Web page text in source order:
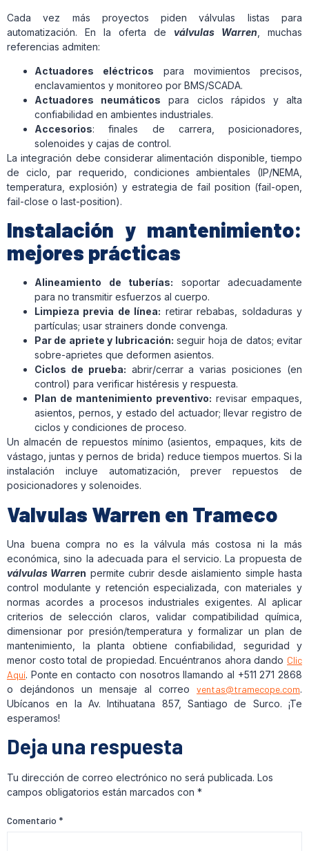
Cada vez más proyectos piden válvulas listas para
automatización. En la oferta de válvulas Warren , muchas
referencias admiten:
Actuadores eléctricos para movimientos precisos,
enclavamientos y monitoreo por BMS/SCADA.
Actuadores neumáticos para ciclos rápidos y alta
confiabilidad en ambientes industriales.
Accesorios: finales de carrera, posicionadores,
solenoides y cajas de control.
La integración debe considerar alimentación disponible, tiempo
de ciclo, par requerido, condiciones ambientales (IP/NEMA,
temperatura, explosión) y estrategia de fail position (fail-open,
fail-close o last-position).
Instalación y mantenimiento:
mejores prácticas
Alineamiento de tuberías: soportar adecuadamente
para no transmitir esfuerzos al cuerpo.
Limpieza previa de línea: retirar rebabas, soldaduras y
partículas; usar strainers donde convenga.
Par de apriete y lubricación: seguir hoja de datos; evitar
sobre-aprietes que deformen asientos.
Ciclos de prueba: abrir/cerrar a varias posiciones (en
control) para verificar histéresis y respuesta.
Plan de mantenimiento preventivo: revisar empaques,
asientos, pernos, y estado del actuador; llevar registro de
ciclos y condiciones de proceso.
Un almacén de repuestos mínimo (asientos, empaques, kits de
vástago, juntas y pernos de brida) reduce tiempos muertos. Si la
instalación incluye automatización, prever repuestos de
posicionadores y solenoides.
Valvulas Warren en Trameco
Una buena compra no es la válvula más costosa ni la más
económica, sino la adecuada para el servicio. La propuesta de
válvulas Warren permite cubrir desde aislamiento simple hasta
control modulante y retención especializada, con materiales y
normas acordes a procesos industriales exigentes. Al aplicar
criterios de selección claros, validar compatibilidad química,
dimensionar por presión/temperatura y formalizar un plan de
mantenimiento, la planta obtiene confiabilidad, seguridad y
menor costo total de propiedad. Encuéntranos ahora dando Clic
Aquí. Ponte en contacto con nosotros llamando al +511 271 2868
o dejándonos un mensaje al correo ventas@tramecope.com.
Ubícanos en la Av. Intihuatana 857, Santiago de Surco. ¡Te
esperamos!
Deja una respuesta
Tu dirección de correo electrónico no será publicada. Los
campos obligatorios están marcados con *
Comentario *